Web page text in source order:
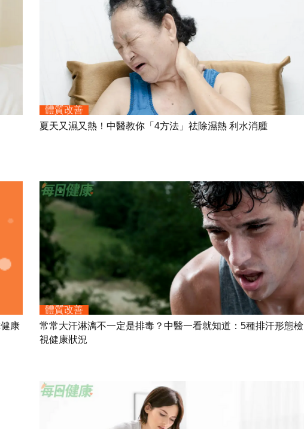
體質改善
夏天又濕又熱！中醫教你「4方法」祛除濕熱 利水消腫
康
體質改善
常常大汗淋漓不一定是排毒？中醫一看就知道：5種排汗形態檢
視健康狀況